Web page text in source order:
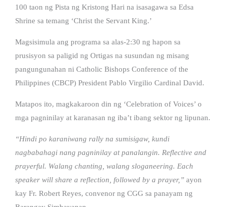
100 taon ng Pista ng Kristong Hari na isasagawa sa Edsa
Shrine sa temang ‘Christ the Servant King.’
Magsisimula ang programa sa alas-2:30 ng hapon sa
prusisyon sa paligid ng Ortigas na susundan ng misang
pangungunahan ni Catholic Bishops Conference of the
Philippines (CBCP) President Pablo Virgilio Cardinal David.
Matapos ito, magkakaroon din ng ‘Celebration of Voices’ o
mga pagninilay at karanasan ng iba’t ibang sektor ng lipunan.
“Hindi po karaniwang rally na sumisigaw, kundi
nagbabahagi nang pagninilay at panalangin. Reflective and
prayerful. Walang chanting, walang sloganeering. Each
speaker will share a reflection, followed by a prayer,” ayon
kay Fr. Robert Reyes, convenor ng CGG sa panayam ng